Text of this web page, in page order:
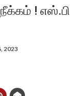
! எஸ்.பி
2023